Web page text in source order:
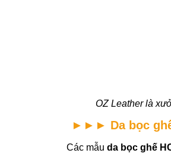
OZ Leather là
►►► Da bọc
Các mẫu da bọc ghế